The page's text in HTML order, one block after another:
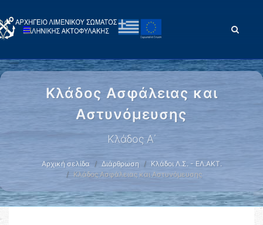
Κλάδος Ασφάλειας και
Αστυνόμευσης
Κλάδος Α΄
Αρχική σελίδα Διάρθρωση
Κλάδοι Λ.Σ. - ΕΛ.ΑΚΤ.
Κλάδος Ασφάλειας και Αστυνόμευσης